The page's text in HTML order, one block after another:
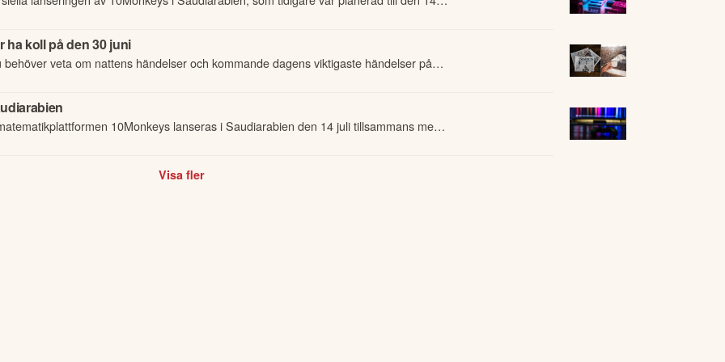
försvagades och att efterfrågan på traditionella konsult- och utvecklingsuppdrag successivt minskade. Den så
med längre säljcykler, ökad prispress och lägre investeringsvilja från kunderna.
framtida värdeskapande i betydligt större utsträckning ligger i egna produkter, egna immateriella tillgångar och
Mot denna bakgrund har vi fattat beslut om att successivt avveckla våra tyska dotterbolag och därmed
är redan påbörjat och förväntas fortgå fram till årsskiftet 2026/2027 och kan medföra traditionella
Genom att renodla verksamheten skapar vi bättre förutsättningar för högre skalbarhet, starkare marginaler och
koll på den 30 juni
veta om nattens händelser och kommande dagens viktigaste händelser på
10Monkeys lanseras i Saudiarabien den 14 juli tillsammans med
Visa fler